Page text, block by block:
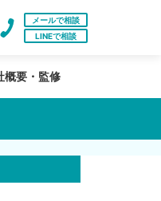
メールで相談
LINEで相談
概要・監修